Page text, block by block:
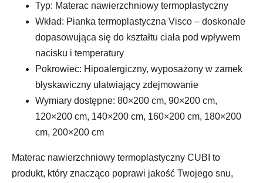
Typ: Materac nawierzchniowy termoplastyczny
Wkład: Pianka termoplastyczna Visco – doskonale
dopasowująca się do kształtu ciała pod wpływem
nacisku i temperatury
Pokrowiec: Hipoalergiczny, wyposażony w zamek
błyskawiczny ułatwiający zdejmowanie
Wymiary dostępne: 80×200 cm, 90×200 cm,
120×200 cm, 140×200 cm, 160×200 cm, 180×200
cm, 200×200 cm
Materac nawierzchniowy termoplastyczny CUBI to
produkt, który znacząco poprawi jakość Twojego snu,